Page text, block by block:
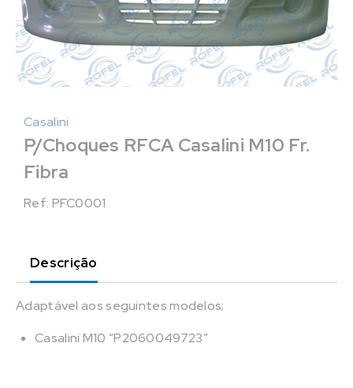
Casalini
P/Choques RFCA Casalini M10 Fr.
Fibra
Ref: PFC0001
Descrição
Adaptável aos seguintes modelos;
Casalini M10 “P2060049723”